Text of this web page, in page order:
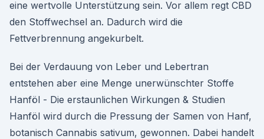
eine wertvolle Unterstützung sein. Vor allem regt CBD
den Stoffwechsel an. Dadurch wird die
Fettverbrennung angekurbelt.
Bei der Verdauung von Leber und Lebertran
entstehen aber eine Menge unerwünschter Stoffe
Hanföl - Die erstaunlichen Wirkungen & Studien
Hanföl wird durch die Pressung der Samen von Hanf,
botanisch Cannabis sativum, gewonnen. Dabei handelt